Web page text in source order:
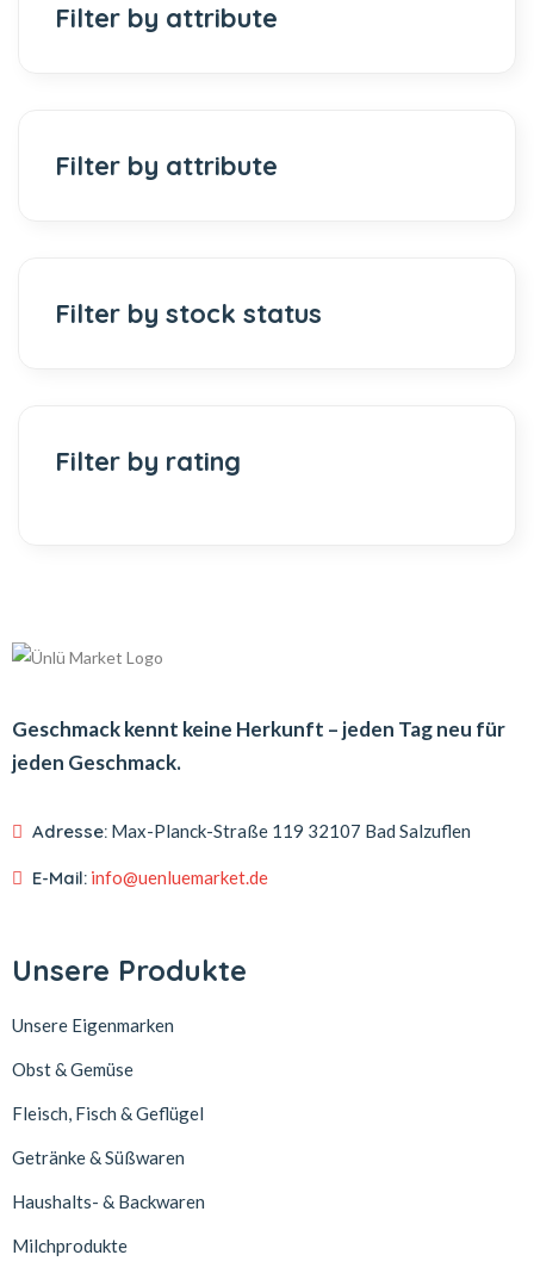
Filter by attribute
Filter by attribute
Filter by stock status
Filter by rating
Geschmack kennt keine Herkunft – jeden Tag neu für
jeden Geschmack.
Adresse: Max-Planck-Straße 119 32107 Bad Salzuflen
E-Mail: info@uenluemarket.de
Unsere Produkte
Unsere Eigenmarken
Obst & Gemüse
Fleisch, Fisch & Geflügel
Getränke & Süßwaren
Haushalts- & Backwaren
Milchprodukte